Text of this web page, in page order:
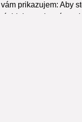
vám prikazujem: Aby
prv ako vás.